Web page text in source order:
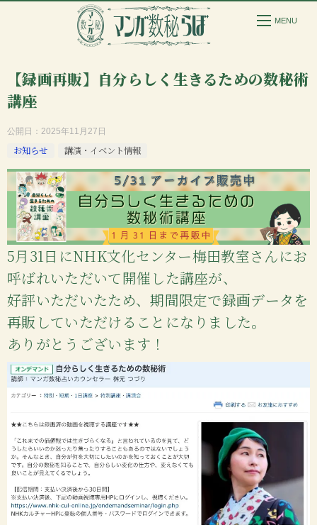
【録画再販】自分らしく生きるための数秘術
講座
公開日： 2025年11月27日
お知らせ 講演・イベント情報
5月31日にNHK文化センター梅田教室さんにお
呼ばれいただいて開催した講座が、
好評いただいたため、期間限定で録画データを
再販 していただけることになりました。
ありがとうございます！